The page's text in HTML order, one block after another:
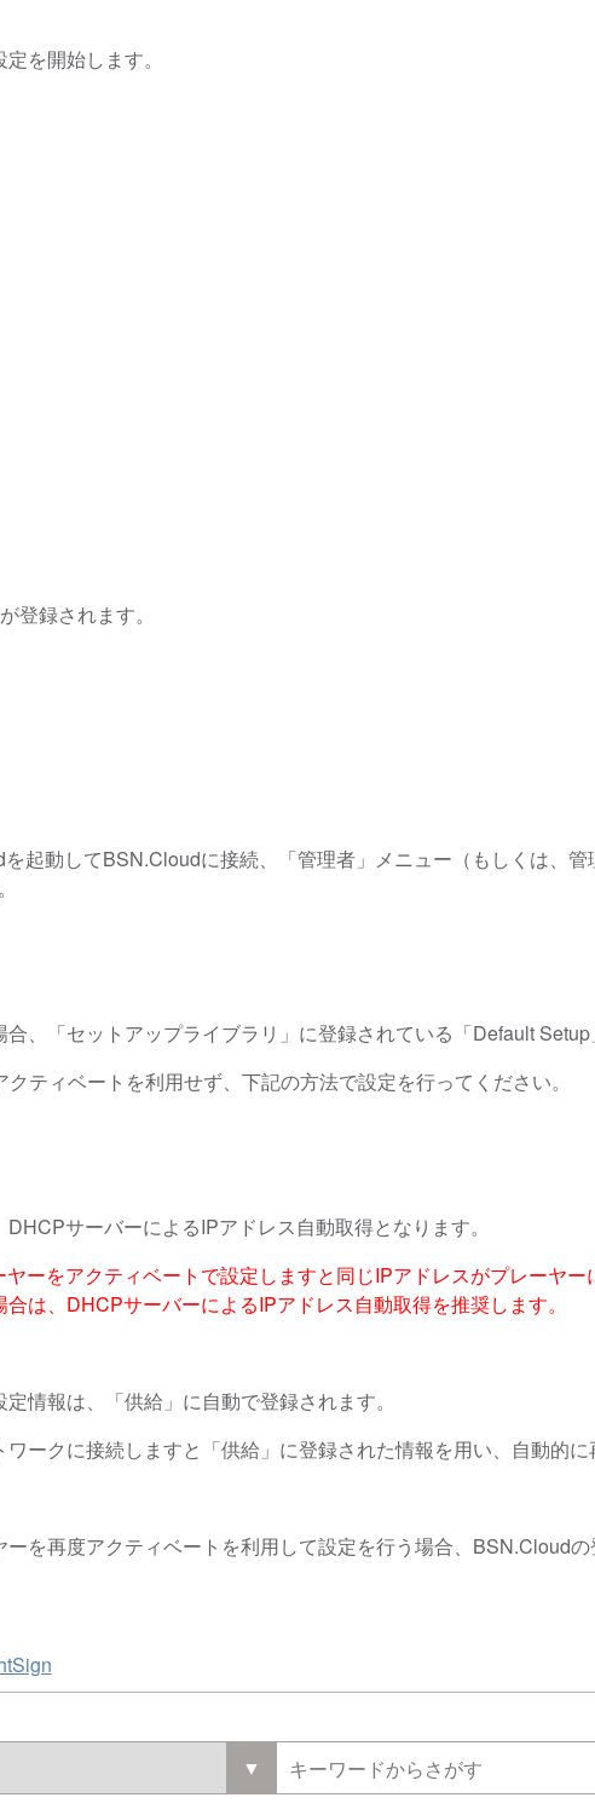
を開始します。
登録されます。
起動してBSN.Cloudに接続、「管理者」メニュー（もしくは、管
、「セットアップライブラリ」に登録されている「Default Setup
ティベートを利用せず、下記の方法で設定を行ってください。
サーバーによるIPアドレス自動取得となります。
ーをアクティベートで設定しますと同じIPアドレスがプレーヤ
は、DHCPサーバーによるIPアドレス自動取得を推奨します。
情報は、「供給」に自動で登録されます。
ークに接続しますと「供給」に登録された情報を用い、自動的に
を再度アクティベートを利用して設定を行う場合、BSN.Cloud